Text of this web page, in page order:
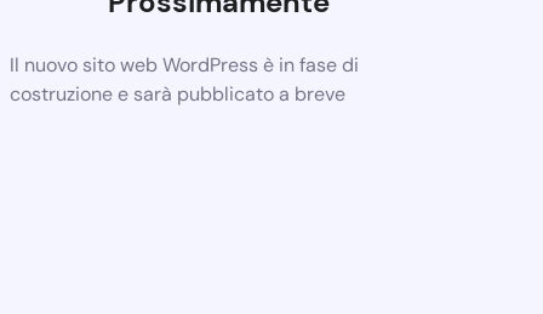
Il nuovo sito web WordPress è in fase di
costruzione e sarà pubblicato a breve